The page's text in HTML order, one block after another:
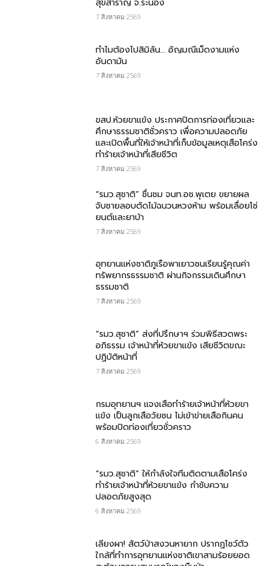
สุขสำราญ จ.ระนอง
7 สิงหาคม 2569
ทำไมต้องไปสิมิลัน… อัญมณีเม็ดงามแห่ง
อันดามัน
7 สิงหาคม 2569
ขสป.ห้วยขาแข้ง ประกาศปิดการท่องเที่ยวและ
ศึกษาธรรมชาติชั่วคราว เพื่อความปลอดภัย
และเปิดพื้นที่ให้เจ้าหน้าที่เก็บข้อมูลเหตุเสือโคร่ง
ทำร้ายเจ้าหน้าที่เสียชีวิต
7 สิงหาคม 2569
“รมว.สุชาติ” ชื่นชม​ จนท.อช.พุเตย​ ขยายผล
จับชายลอบตัดไม้ฉนวนหวงห้าม พร้อมเลื่อยโซ่
ยนต์และยาบ้า
7 สิงหาคม 2569
อุทยานแห่งชาติภูเรือพาเยาวชนเรียนรู้คุณค่า
ทรัพยากรธรรมชาติ ผ่านกิจกรรมเดินศึกษา
ธรรมชาติ
7 สิงหาคม 2569
“รมว.สุชาติ” ส่งที่ปรึกษาฯ ร่วมพิธีสวดพระ
อภิธรรม เจ้าหน้าที่ห้วยขาแข้ง เสียชีวิตขณะ
ปฏิบัติหน้าที่
7 สิงหาคม 2569
กรม​อุทยานฯ แจงเสือทำร้ายเจ้าหน้าที่ห้วยขา
แข้ง เป็นลูกเสือวัยซน ไม่เข้าข่ายเสือกินคน
พร้อมปิดท่องเที่ยวชั่วคราว
6 สิงหาคม 2569
“รมว.สุชาติ” ให้กำลังใจทีมติดตามเสือโคร่ง
ทำร้ายเจ้าหน้าที่ห้วยขาแข้ง กำชับความ
ปลอดภัยสูงสุด
6 สิงหาคม 2569
เลียงผา! สัตว์ป่าสงวนหายาก ปรากฏโชว์ตัว
ใกล้ที่ทำการอุทยานแห่งชาติเขาสามร้อยยอด